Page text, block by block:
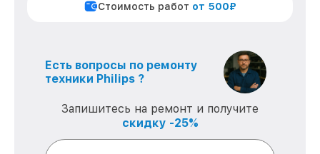
Стоимость работ от 500₽
Есть вопросы по ремонту
техники Philips ?
Запишитесь на ремонт и получите
скидку -25%